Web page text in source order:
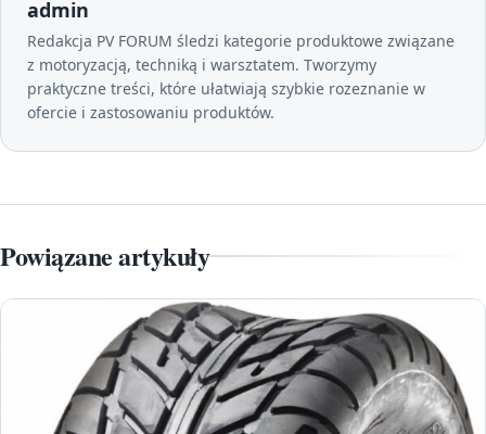
admin
Redakcja PV FORUM śledzi kategorie produktowe związane
z motoryzacją, techniką i warsztatem. Tworzymy
praktyczne treści, które ułatwiają szybkie rozeznanie w
ofercie i zastosowaniu produktów.
Powiązane artykuły